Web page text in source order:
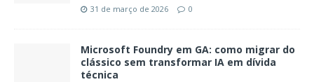
31 de março de 2026 0
Microsoft Foundry em GA: como migrar do
clássico sem transformar IA em dívida
técnica